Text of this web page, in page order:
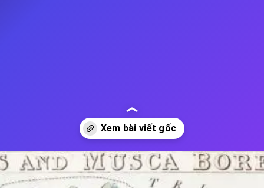
Đang mở https://thienvanhoc.edu.vn/diem-yeu-cua-12-cung-hoang-dao